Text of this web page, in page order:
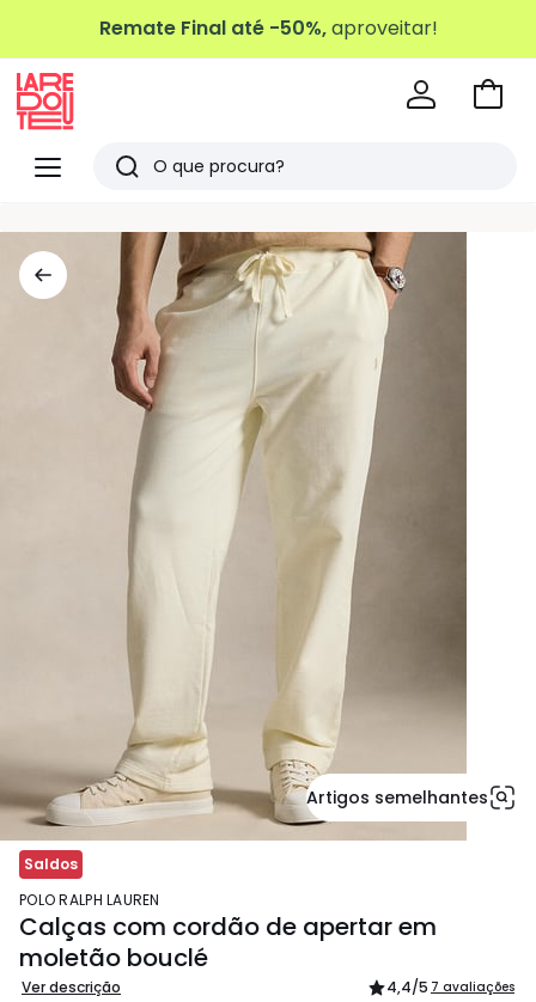
Remate Final até -50%,aproveitar!
Menu
Redoute
Pesquisar
artigos
vistos
Ir
Artigos semelhantes
Saldos
POLO RALPH LAUREN
Calças com cordão de apertar em
moletão bouclé
Ver descrição 4,4/5 7 avaliações